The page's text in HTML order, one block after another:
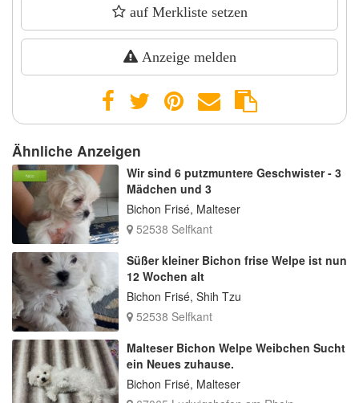
auf Merkliste setzen
Anzeige melden
Ähnliche Anzeigen
Wir sind 6 putzmuntere Geschwister - 3
Mädchen und 3
Bichon Frisé, Malteser
52538 Selfkant
Süßer kleiner Bichon frise Welpe ist nun
12 Wochen alt
Bichon Frisé, Shih Tzu
52538 Selfkant
Malteser Bichon Welpe Weibchen Sucht
ein Neues zuhause.
Bichon Frisé, Malteser